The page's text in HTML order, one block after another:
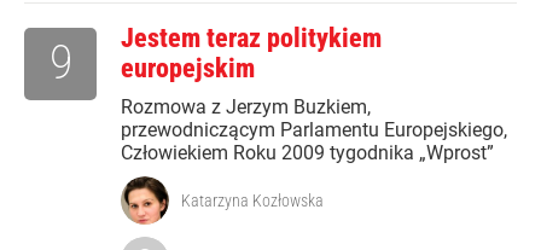
Jestem teraz politykiem
europejskim
Rozmowa z Jerzym Buzkiem,
przewodniczącym Parlamentu Europejskiego,
Człowiekiem Roku 2009 tygodnika „Wprost”
9
Katarzyna Kozłowska